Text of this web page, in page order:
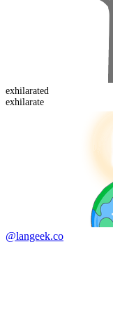
exhilarated
exhilarate
@langeek.co